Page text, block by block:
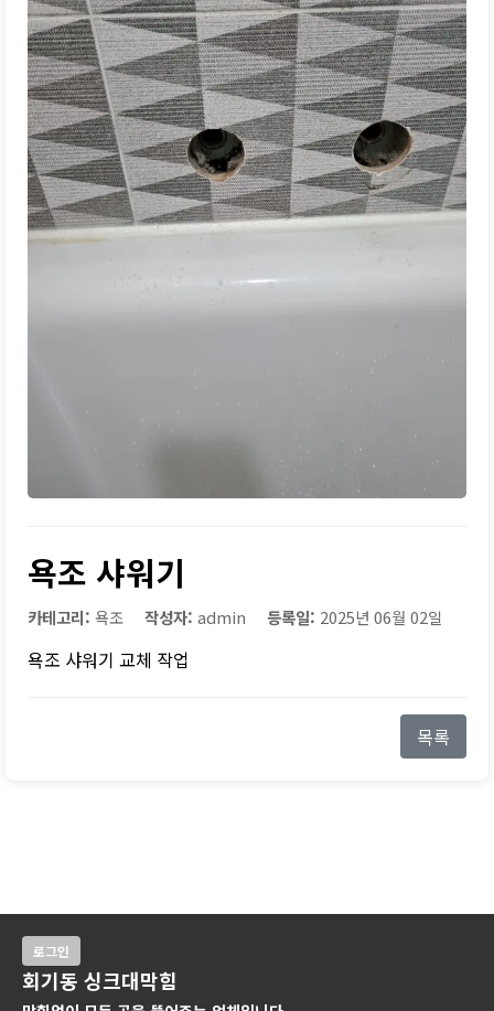
욕조 샤워기
카테고리: 욕조 작성자: admin 등록일: 2025년 06월 02일
욕조 샤워기 교체 작업
목록
로그인
회기동 싱크대막힘